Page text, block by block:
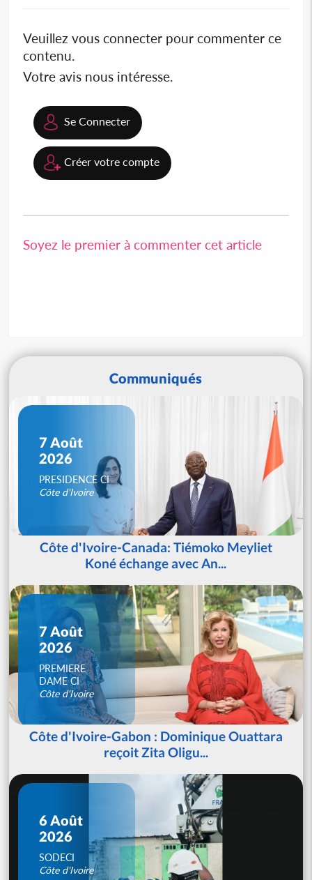
Veuillez vous connecter pour commenter ce
contenu.
Votre avis nous intéresse.
Se Connecter
Créer votre compte
Soyez le premier à commenter cet article
Communiqués
7 Août
2026
PRESIDENCE CI
Côte d'Ivoire
Côte d'Ivoire-Canada: Tiémoko Meyliet
Koné échange avec An...
7 Août
2026
PREMIERE
DAME CI
Côte d'Ivoire
Côte d'Ivoire-Gabon : Dominique Ouattara
reçoit Zita Oligu...
6 Août
2026
SODECI
Côte d'Ivoire